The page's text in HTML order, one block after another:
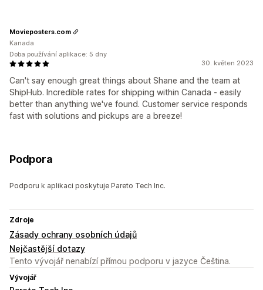
30. květen 2023
Can't say enough great things about Shane and the team at
ShipHub. Incredible rates for shipping within Canada - easily
better than anything we've found. Customer service responds
fast with solutions and pickups are a breeze!
Movieposters.com
Kanada
Doba používání aplikace: 5 dny
Podpora
Podporu k aplikaci poskytuje Pareto Tech Inc.
Zdroje
Zásady ochrany osobních údajů
Nejčastější dotazy
Tento vývojář nenabízí přímou podporu v jazyce Čeština.
Vývojář